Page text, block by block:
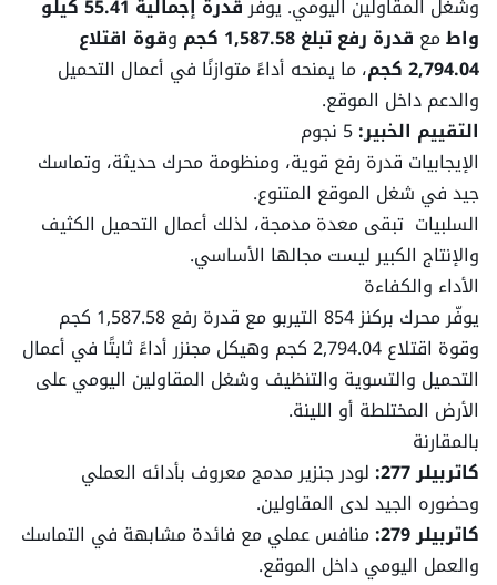
سعة أنظمة الخدمة
سعة الوقود
الأبعاد
الارتفاع عن الأرض
الارتفاع حتى الكابينة 2.1 م
الطول مع الدلو
الطول بدون الدلو 2.96 م
الارتفاع الأقصى لدبوس المفصل 320.04 سم
وشغل المقاولين اليومي. يوفّر
قدرة إجمالية 55.41 كيلو
واطمع قدرة رفع تبلغ 1,587.58 كجم وقوة اقتلاع
2,794.04 كجم
، ما يمنحه أداءً متوازنًا في أعمال التحميل
والدعم داخل الموقع.
التقييم الخبير:
الإيجابيات قدرة رفع قوية، ومنظومة محرك حديثة، وتماسك
جيد في شغل الموقع المتنوع.
السلبيات تبقى معدة مدمجة، لذلك أعمال التحميل الكثيف
والإنتاج الكبير ليست مجالها الأساسي.
الأداء والكفاءة
يوفّر محرك بركنز 854 التيربو مع قدرة رفع 1,587.58 كجم
وقوة اقتلاع 2,794.04 كجم وهيكل مجنزر أداءً ثابتًا في أعمال
التحميل والتسوية والتنظيف وشغل المقاولين اليومي على
الأرض المختلطة أو اللينة.
بالمقارنة
كاتربيلر 277:
لودر جنزير مدمج معروف بأدائه العملي
وحضوره الجيد لدى المقاولين.
كاتربيلر 279:
منافس عملي مع فائدة مشابهة في التماسك
والعمل اليومي داخل الموقع.